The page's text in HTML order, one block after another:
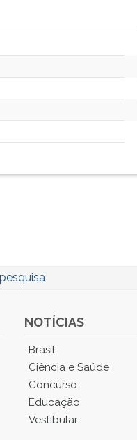
NOTÍCIAS
Brasil
Ciência e Saúde
Concurso
Educação
Vestibular